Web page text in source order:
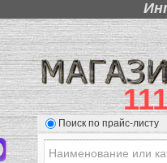
Поиск по прайс-листу